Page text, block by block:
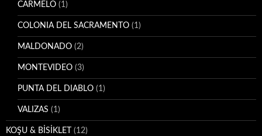
CARMELO (1)
COLONIA DEL SACRAMENTO (1)
MALDONADO (2)
MONTEVIDEO (3)
PUNTA DEL DIABLO (1)
VALIZAS (1)
KOŞU & BİSİKLET (12)